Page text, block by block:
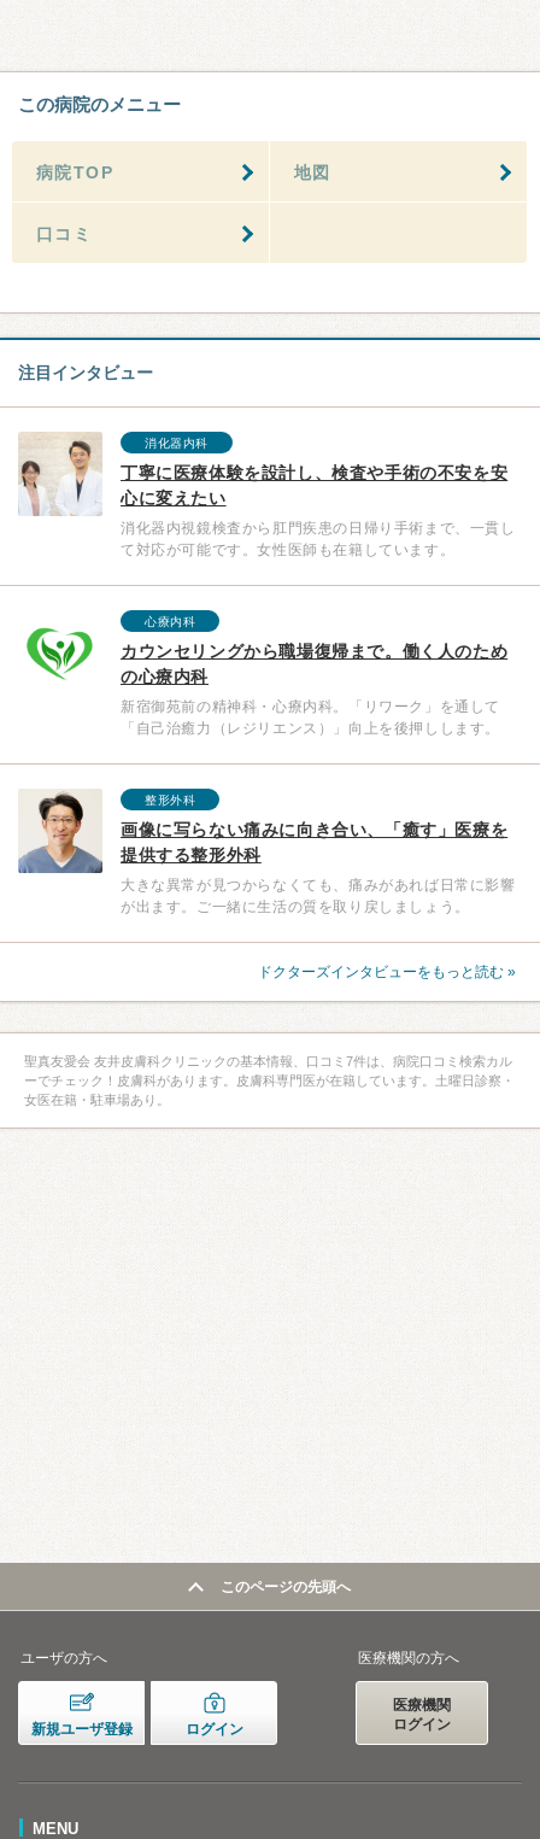
この病院のメニュー
病院TOP 地図
口コミ
注目インタビュー
消化器内科
丁寧に医療体験を設計し、検査や手術の不安を安
心に変えたい
消化器内視鏡検査から肛門疾患の日帰り手術まで、一貫し
て対応が可能です。女性医師も在籍しています。
心療内科
カウンセリングから職場復帰まで。働く人のため
の心療内科
新宿御苑前の精神科・心療内科。「リワーク」を通して
「自己治癒力（レジリエンス）」向上を後押しします。
整形外科
画像に写らない痛みに向き合い、「癒す」医療を
提供する整形外科
大きな異常が見つからなくても、痛みがあれば日常に影響
が出ます。ご一緒に生活の質を取り戻しましょう。
ドクターズインタビューをもっと読む »
聖真友愛会 友井皮膚科クリニックの基本情報、口コミ7件は、病院口コミ検索カル
ーでチェック！皮膚科があります。皮膚科専門医が在籍しています。土曜日診察・
女医在籍・駐車場あり。
このページの先頭へ
ユーザの方へ
新規ユーザ登録 ログイン
医療機関の方へ
医療機関
ログイン
MENU